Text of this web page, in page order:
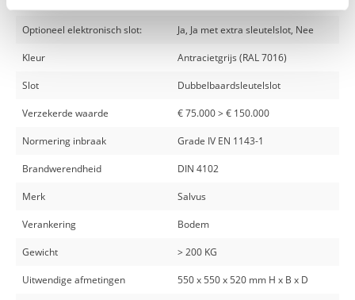
Optioneel elektronisch slot: Ja, Ja met extra sleutelslot, Nee
Kleur Antracietgrijs (RAL 7016)
Slot Dubbelbaardsleutelslot
Verzekerde waarde € 75.000 > € 150.000
Normering inbraak Grade IV EN 1143-1
Brandwerendheid DIN 4102
Merk Salvus
Verankering Bodem
Gewicht > 200 KG
Uitwendige afmetingen 550 x 550 x 520 mm H x B x D